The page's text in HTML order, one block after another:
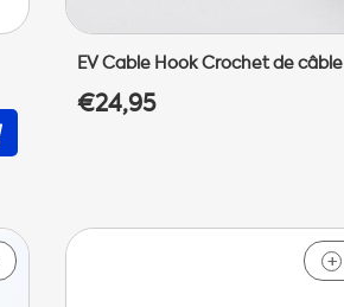
EV Cable Hook Crochet de câble
€24,95
+